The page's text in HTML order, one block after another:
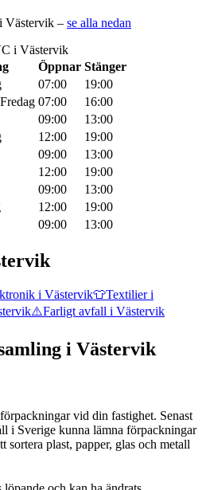
Västervik – se alla nedan
i Västervik
Öppnar Stänger
07:00
19:00
07:00
16:00
09:00
13:00
12:00
19:00
09:00
13:00
12:00
19:00
09:00
13:00
12:00
19:00
09:00 13:00
i Västervik👕Textilieri
⚠️Farligt avfall i Västervik
i Västervik
vid din fastighet. Senast
i Sverige kunna lämna förpackningar
sortera plast, papper, glas och metall